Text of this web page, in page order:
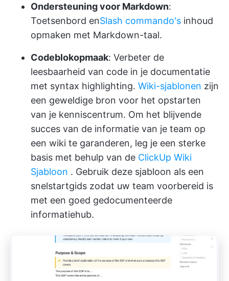
Ondersteuning voor Markdown:
Toetsenbord enSlash commando's inhoud
opmaken met Markdown-taal.
Codeblokopmaak: Verbeter de
leesbaarheid van code in je documentatie
met syntax highlighting. Wiki-sjablonen zijn
een geweldige bron voor het opstarten
van je kenniscentrum. Om het blijvende
succes van de informatie van je team op
een wiki te garanderen, leg je een sterke
basis met behulp van de ClickUp Wiki
Sjabloon . Gebruik deze sjabloon als een
snelstartgids zodat uw team voorbereid is
met een goed gedocumenteerde
informatiehub.